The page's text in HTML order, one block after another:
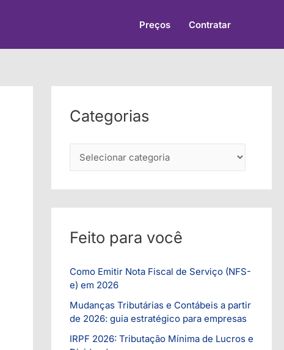
Preços Contratar
Categorias
a
t
e
o
s
Feito para você
Como Emitir Nota Fiscal de Serviço (NFS-
e) em 2026
Mudanças Tributárias e Contábeis a partir
de 2026: guia estratégico para empresas
IRPF 2026: Tributação Mínima de Lucros e